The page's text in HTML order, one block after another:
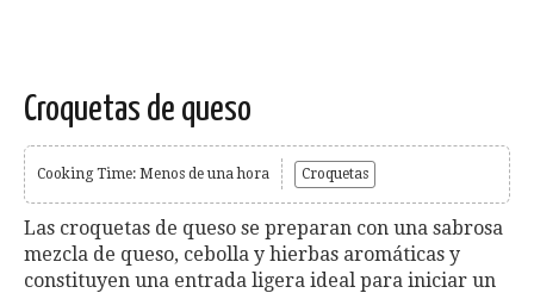
Croquetas de queso
Cooking Time: Menos de una hora Croquetas
Las croquetas de queso se preparan con una sabrosa
mezcla de queso, cebolla y hierbas aromáticas y
constituyen una entrada ligera ideal para iniciar un